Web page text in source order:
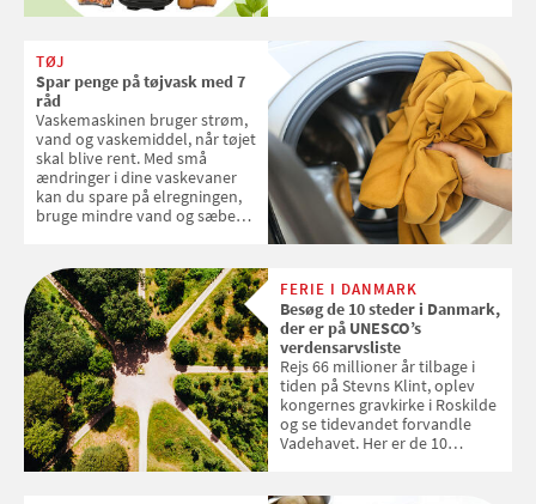
favoritter. Det fejrer Samvirke
med en quiz om alt det danske
frugt, vi elsker. Konkurrencen
slutter fredag d. 18. september
2026
TØJ
Spar penge på tøjvask med 7
råd
Vaskemaskinen bruger strøm,
vand og vaskemiddel, når tøjet
skal blive rent. Med små
ændringer i dine vaskevaner
kan du spare på elregningen,
bruge mindre vand og sæbe
enkle råd til at spare penge på
tøjvasken
FERIE I DANMARK
Besøg de 10 steder i Danmark,
der er på UNESCO’s
verdensarvsliste
Rejs 66 millioner år tilbage i
tiden på Stevns Klint, oplev
kongernes gravkirke i Roskilde
og se tidevandet forvandle
Vadehavet. Her er de 10